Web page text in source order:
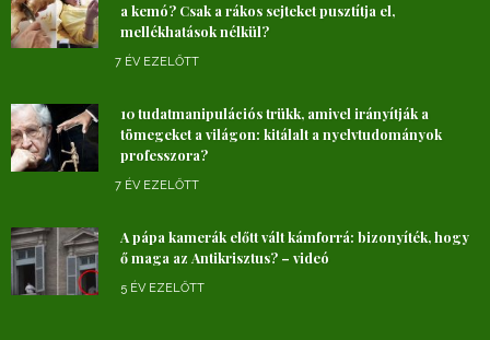
a kemó? Csak a rákos sejteket pusztítja el,
mellékhatások nélkül?
7 ÉV EZELŐTT
10 tudatmanipulációs trükk, amivel irányítják a
tömegeket a világon: kitálalt a nyelvtudományok
professzora?
7 ÉV EZELŐTT
A pápa kamerák előtt vált kámforrá: bizonyíték, hogy
ő maga az Antikrisztus? – videó
5 ÉV EZELŐTT